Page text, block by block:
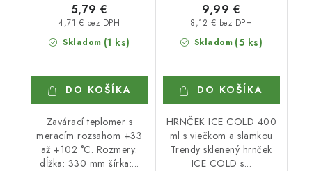
Skladom (1 ks)
4,71 € bez DPH
5,79 €
DO KOŠÍKA
Zavárací teplomer s
meracím rozsahom +33
až +102 °C. Rozmery:
dĺžka: 330 mm šírka:...
Skladom (5 ks)
8,12 € bez DPH
9,99 €
DO KOŠÍKA
HRNČEK ICE COLD 400
ml s viečkom a slamkou
Trendy sklenený hrnček
ICE COLD s...